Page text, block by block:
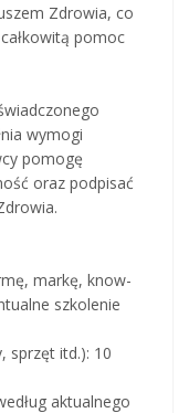
Zdrowia, co
pomoc
wymogi
pomogę
oraz podpisać
markę, know-
szkolenie
sprzęt itd.): 10
aktualnego